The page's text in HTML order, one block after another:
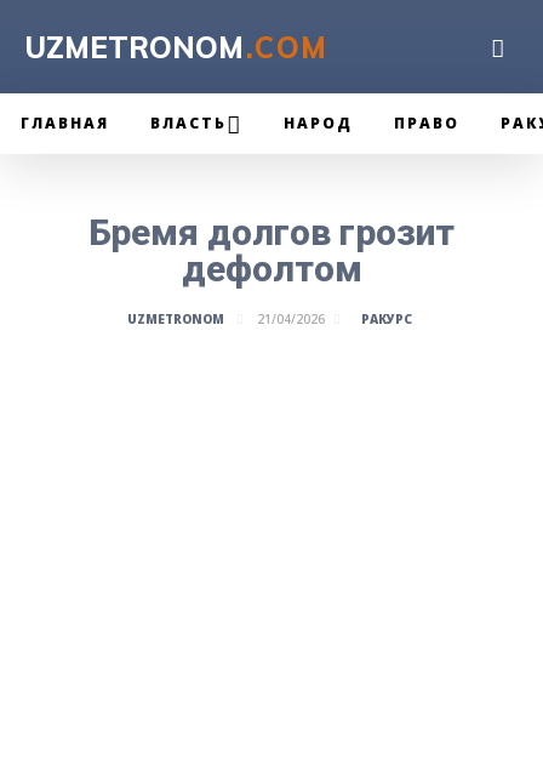
UZMETRONOM.COM
ГЛАВНАЯ ВЛАСТЬ НАРОД ПРАВО
Бремя долгов грозит
дефолтом
UZMETRONOM 21/04/2026 РАКУРС